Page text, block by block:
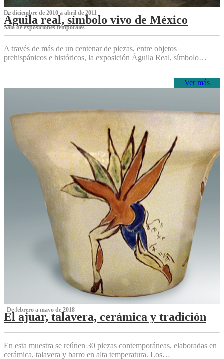
De diciembre de 2010 a abril de 2011
Águila real, símbolo vivo de México
Sala de exposiciones temporales
A través de más de un centenar de piezas, entre objetos
prehispánicos e históricos, la exposición Águila Real, símbolo…
Ver más
‌ De febrero a mayo de 2018
El ajuar, talavera, cerámica y tradición
‌
En esta muestra se reúnen 30 piezas contemporáneas, elaboradas en
cerámica, talavera y barro en alta temperatura. Los…